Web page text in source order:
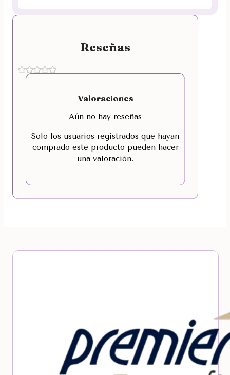
Reseñas
Valoraciones
Aún no hay reseñas
Solo los usuarios registrados que hayan
comprado este producto pueden hacer
una valoración.